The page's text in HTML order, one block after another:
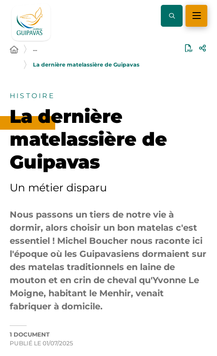
…
La dernière matelassière de Guipavas
HISTOIRE
La dernière
matelassière de
Guipavas
Un métier disparu
Nous passons un tiers de notre vie à
dormir, alors choisir un bon matelas c'est
essentiel ! Michel Boucher nous raconte ici
l'époque où les Guipavasiens dormaient sur
des matelas traditionnels en laine de
mouton et en crin de cheval qu'Yvonne Le
Moigne, habitant le Menhir, venait
fabriquer à domicile.
1 DOCUMENT
PUBLIÉ LE 01/07/2025